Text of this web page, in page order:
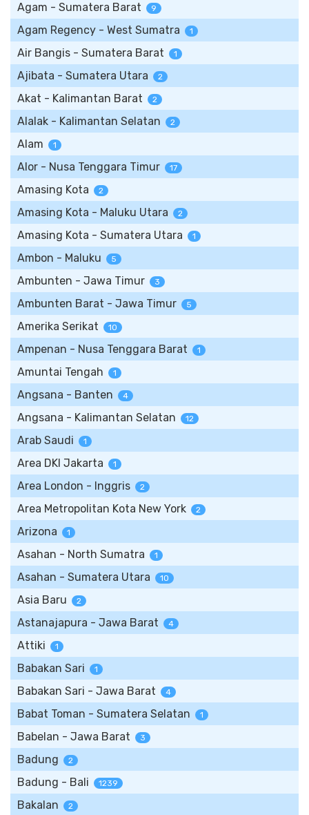
Agam - Sumatera Barat 9
Agam Regency - West Sumatra 1
Air Bangis - Sumatera Barat 1
Ajibata - Sumatera Utara 2
Akat - Kalimantan Barat 2
Alalak - Kalimantan Selatan 2
Alam 1
Alor - Nusa Tenggara Timur 17
Amasing Kota 2
Amasing Kota - Maluku Utara 2
Amasing Kota - Sumatera Utara 1
Ambon - Maluku 5
Ambunten - Jawa Timur 3
Ambunten Barat - Jawa Timur 5
Amerika Serikat 10
Ampenan - Nusa Tenggara Barat 1
Amuntai Tengah 1
Angsana - Banten 4
Angsana - Kalimantan Selatan 12
Arab Saudi 1
Area DKI Jakarta 1
Area London - Inggris 2
Area Metropolitan Kota New York 2
Arizona 1
Asahan - North Sumatra 1
Asahan - Sumatera Utara 10
Asia Baru 2
Astanajapura - Jawa Barat 4
Attiki 1
Babakan Sari 1
Babakan Sari - Jawa Barat 4
Babat Toman - Sumatera Selatan 1
Babelan - Jawa Barat 3
Badung 2
Badung - Bali 1239
Bakalan 2